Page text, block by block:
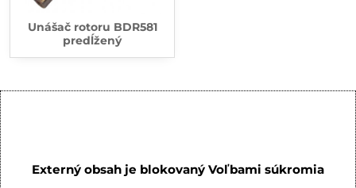
Unášač rotoru BDR581
predĺžený
Externý obsah je blokovaný Voľbami súkromia